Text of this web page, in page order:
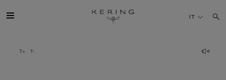
lavoro
IT